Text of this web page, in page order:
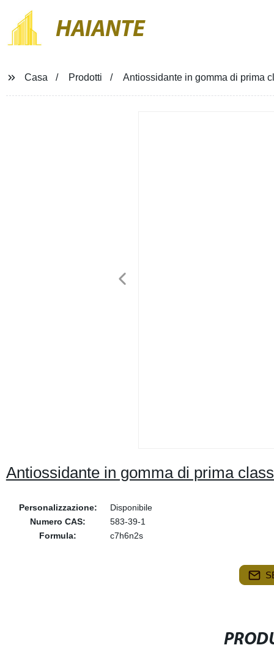
HAIANTE
Casa Prodotti Antiossidante in gomma di prima
Antiossidante in gomma di prima
Personalizzazione:
Disponibile
Numero CAS:
583-39-1
Formula:
c7h6n2s